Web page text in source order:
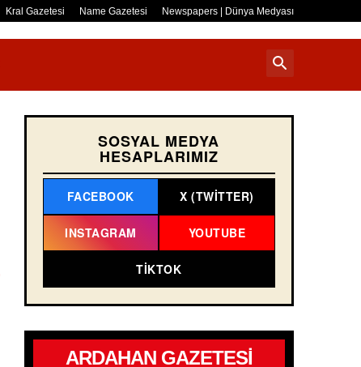
Kral Gazetesi Name Gazetesi Newspapers | Dünya Medyası
SOSYAL MEDYA
HESAPLARIMIZ
FACEBOOK X (TWITTER)
INSTAGRAM YOUTUBE
TIKTOK
ARDAHAN GAZETESİ